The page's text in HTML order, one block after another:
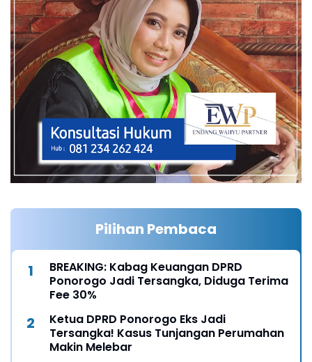
Pilihan Pembaca
BREAKING: Kabag Keuangan DPRD
Ponorogo Jadi Tersangka, Diduga Terima
Fee 30%
Ketua DPRD Ponorogo Eks Jadi
Tersangka! Kasus Tunjangan Perumahan
Makin Melebar